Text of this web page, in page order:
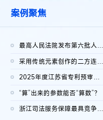
案例聚焦
最高人民法院发布第六批人民法院种业知识产权司法保护典型案例 含...
采用传统元素创作的二方连续装饰图案作品的独创性及侵权对比认定
2025年度江苏省专利预审典型案例
“算”出来的参数能否“算数”？
浙江司法服务保障最具竞争力营商环境建设典型案例（第二批）含侵...